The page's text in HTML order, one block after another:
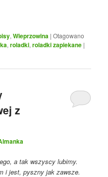
,Wieprzowina |Otagowano
,roladki,roladki zapiekane |
z
a tak wszyscy lubimy.
i jest, pyszny jak zawsze.